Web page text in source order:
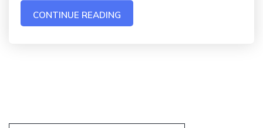
CONTINUE READING